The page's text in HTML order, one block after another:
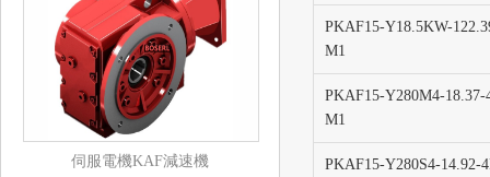
伺服電機KAF減速機
PKAF15-Y18.5KW-
M1
PKAF15-Y280M4-18.37-
M1
PKAF15-Y280S4-14.92-